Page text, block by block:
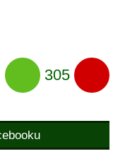
305